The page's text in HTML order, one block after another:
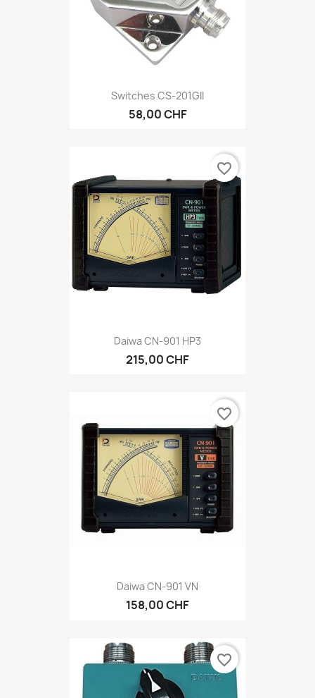
Switches CS-201GII
58,00 CHF
Daiwa CN-901 HP3
215,00 CHF
favorite_border
Daiwa CN-901 VN
158,00 CHF
favorite_border
favorite_border